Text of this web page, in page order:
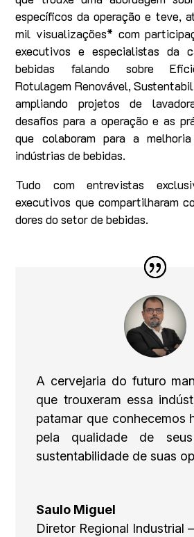
específicos da operação e teve,
mil visualizações* com
executivos e especialistas da
bebidas falando sobre
Rotulagem Renovável,
ampliando projetos de
desafios para a operação e as
que colaboram para a
indústrias de bebidas.
Tudo com entrevistas
executivos que compartilharam
dores do setor de bebidas.
A cervejaria do futuro
que trouxeram essa
patamar que conhecemos
pela qualidade de
sustentabilidade de suas
Saulo Miguel
Diretor Regional Industrial